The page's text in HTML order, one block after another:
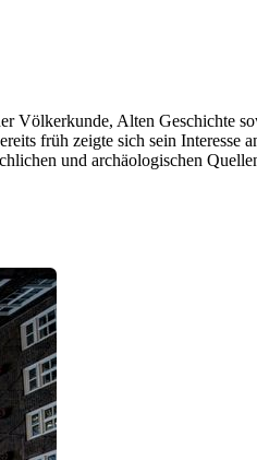
Völkerkunde, Alten Geschichte
früh zeigte sich sein Interesse
und archäologischen